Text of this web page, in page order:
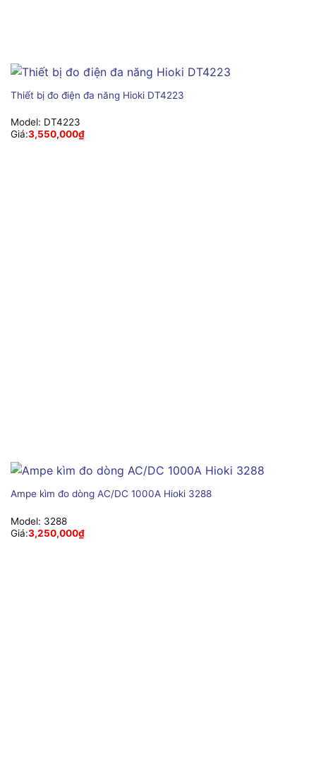
Thiết bị đo điện đa năng Hioki DT4223
Model: DT4223
Giá:3,550,000₫
Ampe kìm đo dòng AC/DC 1000A Hioki 3288
Model: 3288
Giá:3,250,000₫